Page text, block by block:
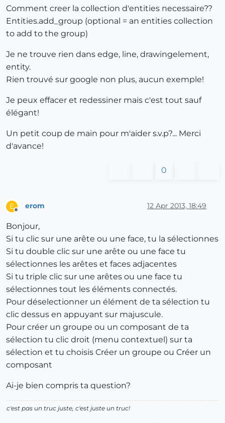
Comment creer la collection d'entities necessaire??
Entities.add_group (optional = an entities collection
to add to the group)
Je ne trouve rien dans edge, line, drawingelement,
entity.
Rien trouvé sur google non plus, aucun exemple!
Je peux effacer et redessiner mais c'est tout sauf
élégant!
Un petit coup de main pour m'aider s.v.p?... Merci
d'avance!
0
E erom 12 Apr 2013, 18:49
Bonjour,
Si tu clic sur une arête ou une face, tu la sélectionnes
Si tu double clic sur une arête ou une face tu
sélectionnes les arêtes et faces adjacentes
Si tu triple clic sur une arêtes ou une face tu
sélectionnes tout les éléments connectés.
Pour déselectionner un élément de ta sélection tu
clic dessus en appuyant sur majuscule.
Pour créer un groupe ou un composant de ta
sélection tu clic droit (menu contextuel) sur ta
sélection et tu choisis Créer un groupe ou Créer un
composant
Ai-je bien compris ta question?
c'est pas un truc juste, c'est juste un truc!